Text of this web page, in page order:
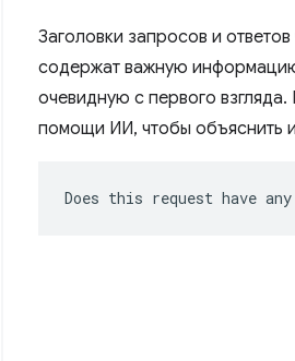
Заголовки запросов и ответов
содержат важную
очевидную с первого
помощи ИИ, чтобы объяснить
Does this request have any